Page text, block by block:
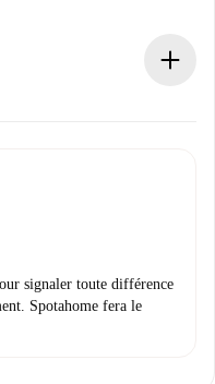
nous vous proposerons
signalé.
signaler toute différence
Spotahome fera le